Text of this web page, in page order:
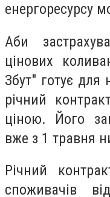
енергоресурсу
Аби
цінових
Збут" готує для
річний
ціною. Його
вже з 1 травня
Річний
споживачів